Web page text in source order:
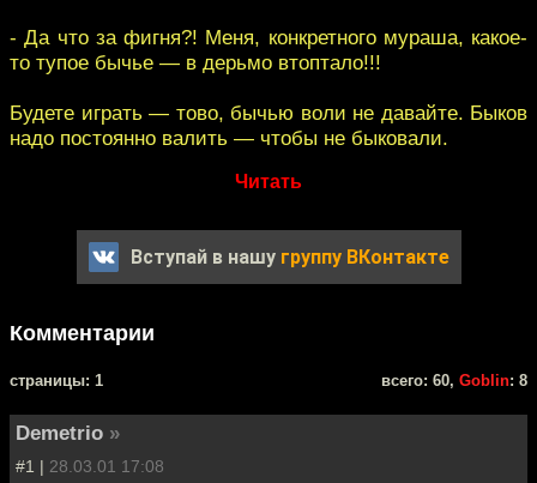
- Да что за фигня?! Меня, конкретного мураша, какое-
то тупое бычье — в дерьмо втоптало!!!
Будете играть — тово, бычью воли не давайте. Быков
надо постоянно валить — чтобы не быковали.
Читать
Вступай в нашу группу ВКонтакте
Комментарии
cтраницы: 1 всего: 60, Goblin: 8
Demetrio »
#1 | 28.03.01 17:08